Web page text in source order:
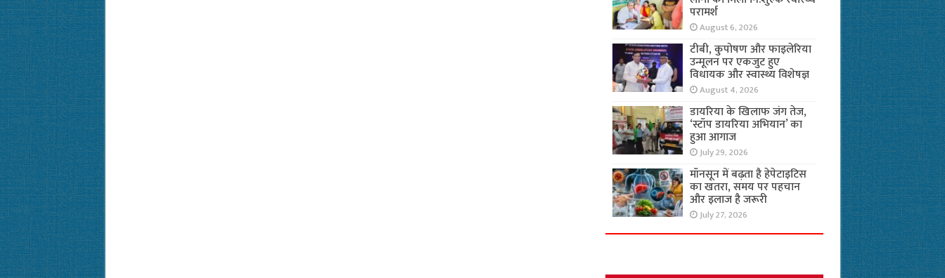
परामर्श
August 6, 2026
टीबी, कुपोषण और फाइलेरिया
उन्मूलन पर एकजुट हुए
विधायक और स्वास्थ्य विशेषज्ञ
August 4, 2026
डायरिया के खिलाफ जंग तेज,
‘स्टॉप डायरिया अभियान’ का
हुआ आगाज
July 29, 2026
मॉनसून में बढ़ता है हेपेटाइटिस
का खतरा, समय पर पहचान
और इलाज है जरूरी
July 27, 2026